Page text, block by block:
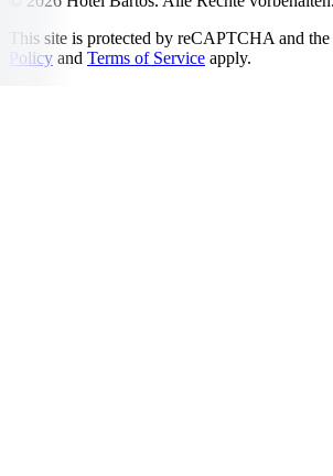
This site is protected by reCAPTCHA and
Policy and Terms of Service apply.